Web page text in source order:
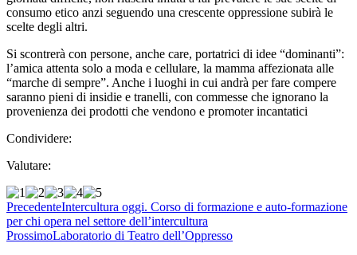
consumo etico anzi seguendo una crescente oppressione subirà le
scelte degli altri.
Si scontrerà con persone, anche care, portatrici di idee “dominanti”:
l’amica attenta solo a moda e cellulare, la mamma affezionata alle
“marche di sempre”. Anche i luoghi in cui andrà per fare compere
saranno pieni di insidie e tranelli, con commesse che ignorano la
provenienza dei prodotti che vendono e promoter incantatici
Condividere:
Valutare:
PrecedenteIntercultura oggi. Corso di formazione e auto-formazione
per chi opera nel settore dell’intercultura
ProssimoLaboratorio di Teatro dell’Oppresso